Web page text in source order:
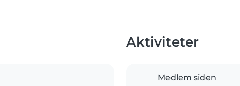
Aktiviteter
Medlem siden